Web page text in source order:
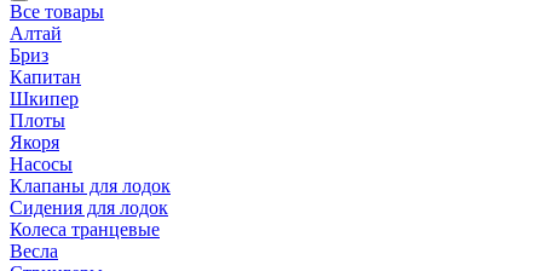
Все товары
Алтай
Бриз
Капитан
Шкипер
Плоты
Якоря
Насосы
Клапаны для лодок
Сидения для лодок
Колеса транцевые
Весла